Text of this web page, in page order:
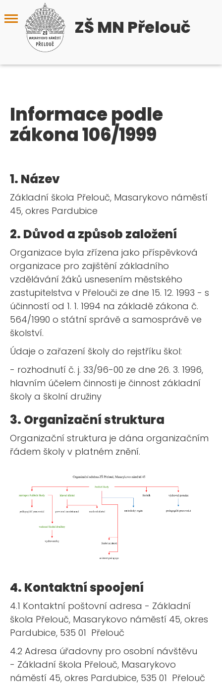
ZŠ MN Přelouč
Informace podle
zákona 106/1999
1. Název
Základní škola Přelouč, Masarykovo náměstí
45, okres Pardubice
2. Důvod a způsob založení
Organizace byla zřízena jako příspěvková
organizace pro zajištění základního
vzdělávání žáků usnesením městského
zastupitelstva v Přelouči ze dne 15. 12. 1993 - s
účinností od 1. 1. 1994 na základě zákona č.
564/1990 o státní správě a samosprávě ve
školství.
Údaje o zařazení školy do rejstříku škol:
- rozhodnutí č. j. 33/96-00 ze dne 26. 3. 1996,
hlavním účelem činnosti je činnost základní
školy a školní družiny
3. Organizační struktura
Organizační struktura je dána organizačním
řádem školy v platném znění.
4. Kontaktní spoojení
4.1 Kontaktní poštovní adresa - Základní
škola Přelouč, Masarykovo náměstí 45, okres
Pardubice, 535 01 Přelouč
4.2 Adresa úřadovny pro osobní návštěvu
- Základní škola Přelouč, Masarykovo
náměstí 45, okres Pardubice, 535 01 Přelouč